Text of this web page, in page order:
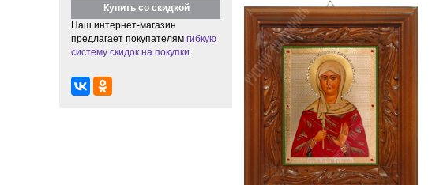
Купить со скидкой
Наш интернет-магазин
предлагает покупателям гибкую
систему скидок на покупки